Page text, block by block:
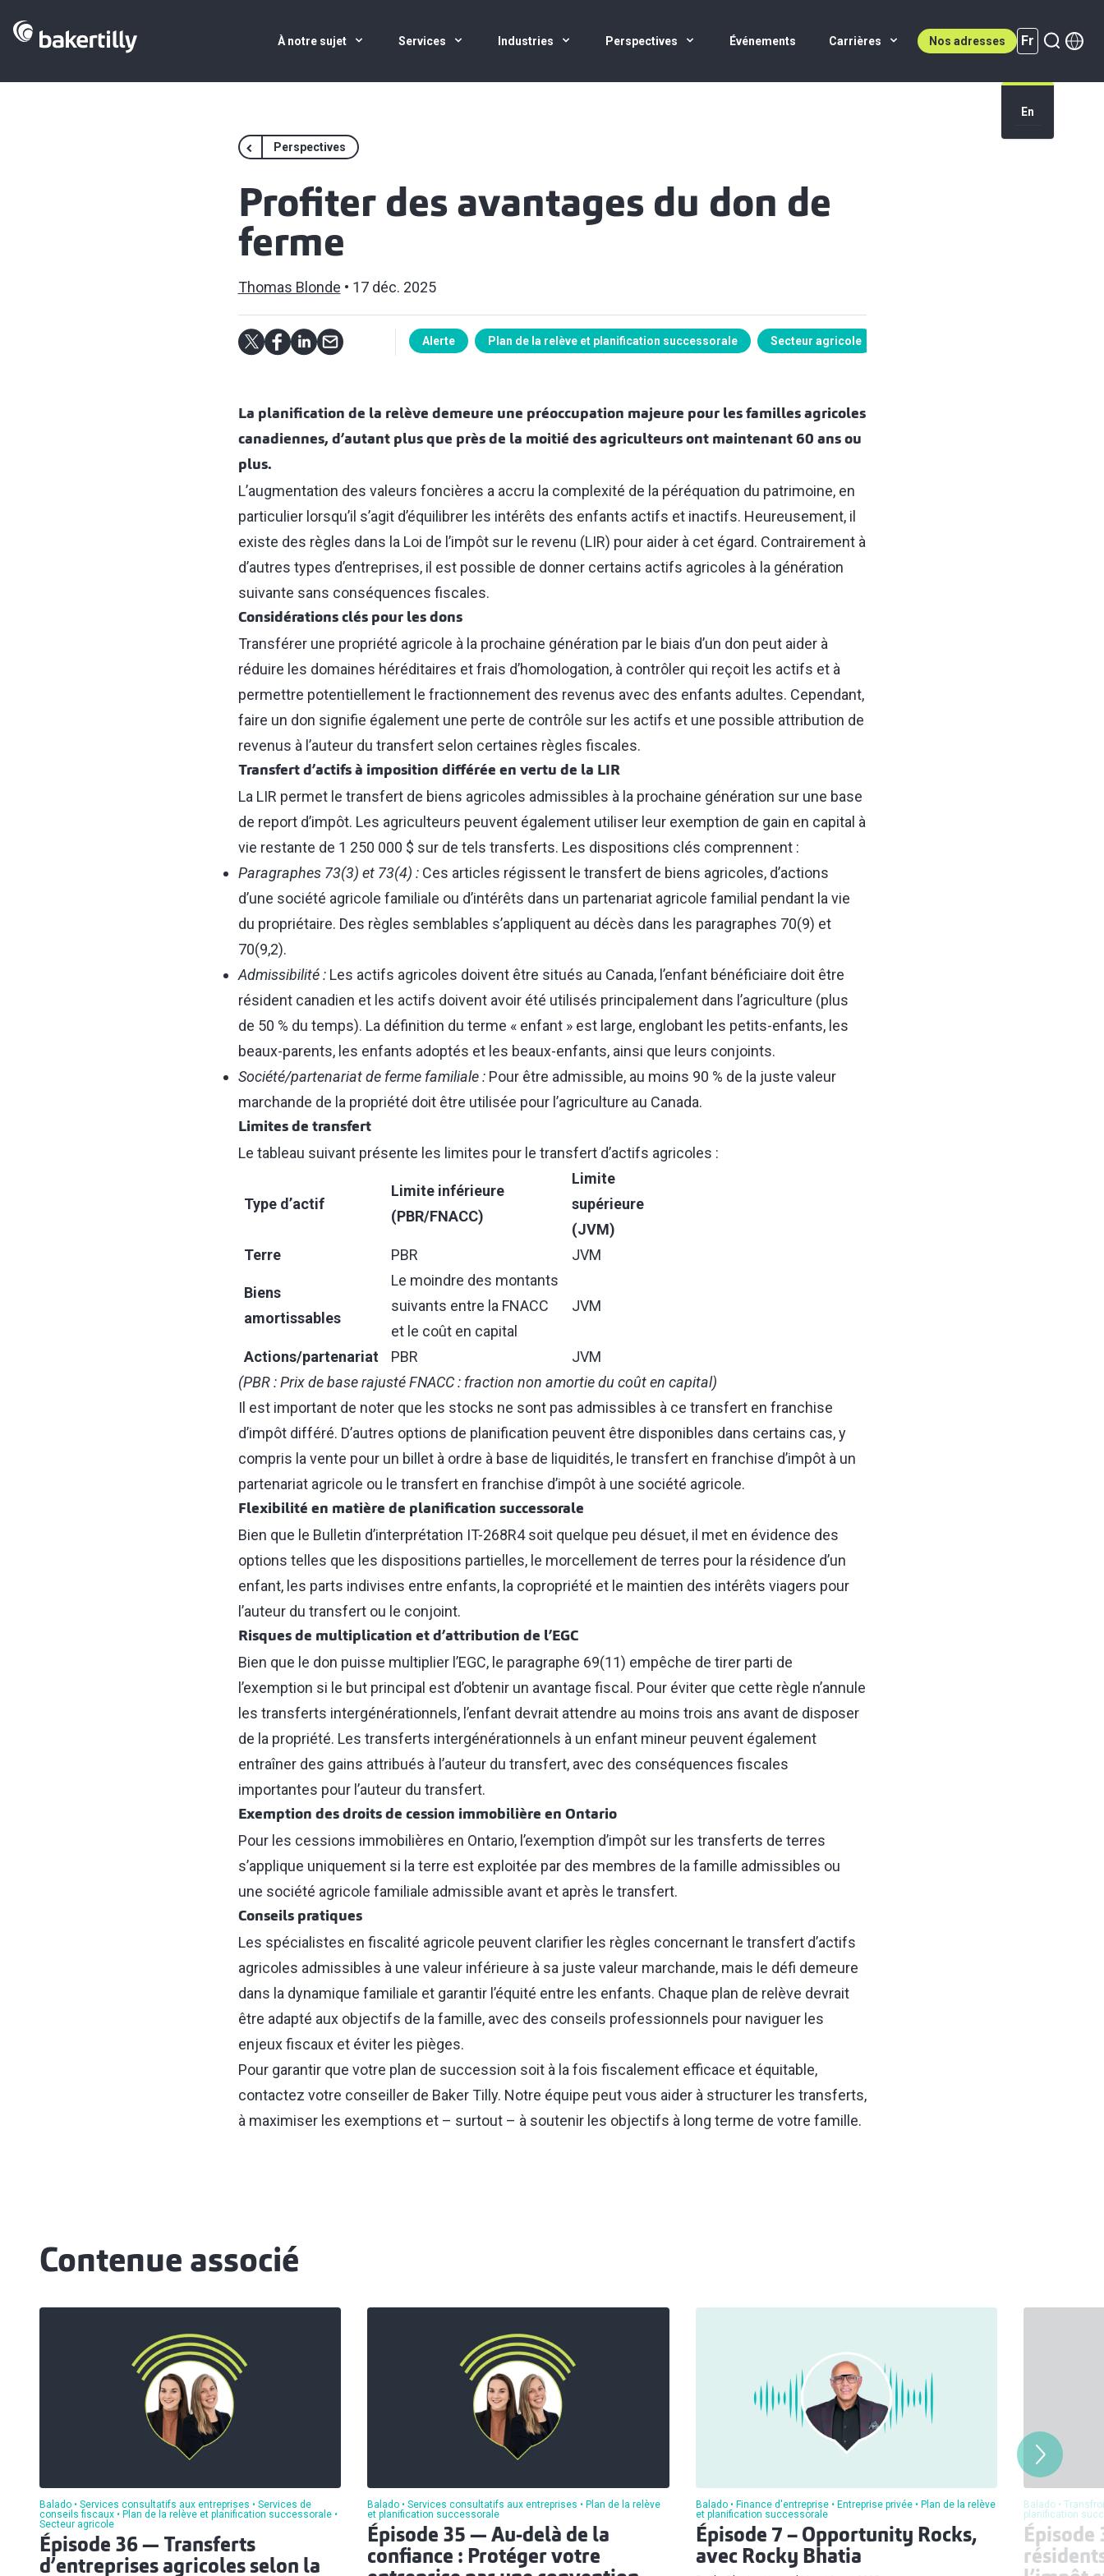
À notre sujet Services Industries Perspectives Événements Carrières Nos adresses Fr
En
Fr (active)
Perspectives
Profiter des avantages du don de
ferme
Thomas Blonde 17 déc. 2025
Alerte Plan de la relève et planification successorale Secteur agricole
La planification de la relève demeure une préoccupation majeure pour les familles agricoles
canadiennes, d’autant plus que près de la moitié des agriculteurs ont maintenant 60 ans ou
plus.
L’augmentation des valeurs foncières a accru la complexité de la péréquation du patrimoine, en
particulier lorsqu’il s’agit d’équilibrer les intérêts des enfants actifs et inactifs. Heureusement, il
existe des règles dans la Loi de l’impôt sur le revenu (LIR) pour aider à cet égard. Contrairement à
d’autres types d’entreprises, il est possible de donner certains actifs agricoles à la génération
suivante sans conséquences fiscales.
Considérations clés pour les dons
Transférer une propriété agricole à la prochaine génération par le biais d’un don peut aider à
réduire les domaines héréditaires et frais d’homologation, à contrôler qui reçoit les actifs et à
permettre potentiellement le fractionnement des revenus avec des enfants adultes. Cependant,
faire un don signifie également une perte de contrôle sur les actifs et une possible attribution de
revenus à l’auteur du transfert selon certaines règles fiscales.
Transfert d’actifs à imposition différée en vertu de la LIR
La LIR permet le transfert de biens agricoles admissibles à la prochaine génération sur une base
de report d’impôt. Les agriculteurs peuvent également utiliser leur exemption de gain en capital à
vie restante de 1 250 000 $ sur de tels transferts. Les dispositions clés comprennent :
Paragraphes 73(3) et 73(4) :Ces articles régissent le transfert de biens agricoles, d’actions
d’une société agricole familiale ou d’intérêts dans un partenariat agricole familial pendant la vie
du propriétaire. Des règles semblables s’appliquent au décès dans les paragraphes 70(9) et
70(9,2).
Admissibilité :Les actifs agricoles doivent être situés au Canada, l’enfant bénéficiaire doit être
résident canadien et les actifs doivent avoir été utilisés principalement dans l’agriculture (plus
de 50 % du temps). La définition du terme « enfant » est large, englobant les petits-enfants, les
beaux-parents, les enfants adoptés et les beaux-enfants, ainsi que leurs conjoints.
Société/partenariat de ferme familiale :Pour être admissible, au moins 90 % de la juste valeur
marchande de la propriété doit être utilisée pour l’agriculture au Canada.
Limites de transfert
Le tableau suivant présente les limites pour le transfert d’actifs agricoles :
Type d’actif
Limite inférieure
(PBR/FNACC)
Limite
supérieure
(JVM)
Terre
PBR JVM
Biens
amortissables
Le moindre des montants
suivants entre la FNACC
et le coût en capital
JVM
Actions/partenariat PBR
JVM
(PBR : Prix de base rajusté FNACC : fraction non amortie du coût en capital)
Il est important de noter que les stocks ne sont pas admissibles à ce transfert en franchise
d’impôt différé. D’autres options de planification peuvent être disponibles dans certains cas, y
compris la vente pour un billet à ordre à base de liquidités, le transfert en franchise d’impôt à un
partenariat agricole ou le transfert en franchise d’impôt à une société agricole.
Flexibilité en matière de planification successorale
Bien que le Bulletin d’interprétation IT-268R4 soit quelque peu désuet, il met en évidence des
options telles que les dispositions partielles, le morcellement de terres pour la résidence d’un
enfant, les parts indivises entre enfants, la copropriété et le maintien des intérêts viagers pour
l’auteur du transfert ou le conjoint.
Risques de multiplication et d’attribution de l’EGC
Bien que le don puisse multiplier l’EGC, le paragraphe 69(11) empêche de tirer parti de
l’exemption si le but principal est d’obtenir un avantage fiscal. Pour éviter que cette règle n’annule
les transferts intergénérationnels, l’enfant devrait attendre au moins trois ans avant de disposer
de la propriété. Les transferts intergénérationnels à un enfant mineur peuvent également
entraîner des gains attribués à l’auteur du transfert, avec des conséquences fiscales
importantes pour l’auteur du transfert.
Exemption des droits de cession immobilière en Ontario
Pour les cessions immobilières en Ontario, l’exemption d’impôt sur les transferts de terres
s’applique uniquement si la terre est exploitée par des membres de la famille admissibles ou
une société agricole familiale admissible avant et après le transfert.
Conseils pratiques
Les spécialistes en fiscalité agricole peuvent clarifier les règles concernant le transfert d’actifs
agricoles admissibles à une valeur inférieure à sa juste valeur marchande, mais le défi demeure
dans la dynamique familiale et garantir l’équité entre les enfants. Chaque plan de relève devrait
être adapté aux objectifs de la famille, avec des conseils professionnels pour naviguer les
enjeux fiscaux et éviter les pièges.
Pour garantir que votre plan de succession soit à la fois fiscalement efficace et équitable,
contactez votre conseiller de Baker Tilly. Notre équipe peut vous aider à structurer les transferts,
à maximiser les exemptions et – surtout – à soutenir les objectifs à long terme de votre famille.
Contenue associé
Balado Services consultatifs aux entreprises
Services de
conseils fiscaux
Plan de la relève et planification successorale
Secteur agricole
Épisode 36 — Transferts
d’entreprises agricoles selon la
Balado Services consultatifs aux entreprises
Plan de la relève
et planification successorale
Épisode 35 — Au-delà de la
confiance : Protéger votre
Balado Finance d'entreprise Entreprise privée
Plan de la relève
et planification successorale
Épisode 7 – Opportunity Rocks,
avec Rocky Bhatia
Balado
planification
Épisode